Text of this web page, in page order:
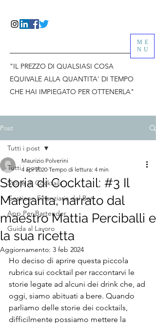
"IL PREZZO DI QUALSIASI COSA
EQUIVALE ALLA QUANTITA' DI TEMPO
CHE HAI IMPIEGATO PER OTTENERLA"
ME
NU
Post
Tutti i post
Storie di Cocktails
Gestione Finanziaria del Bar
App Per Bartender
Guida al Lavoro
Tutti i post
Storia di Cocktail: #3 Il
Margarita, narrato dal
maestro Mattia Perciballi e
la sua ricetta
Maurizio Polverini
4 apr 2020 Tempo di lettura: 4 min
Aggiornamento: 3 feb 2024
Ho deciso di aprire questa piccola
rubrica sui cocktail per raccontarvi le
storie legate ad alcuni dei drink che, ad
oggi, siamo abituati a bere. Quando
parliamo delle storie dei cocktails,
difficilmente possiamo mettere la